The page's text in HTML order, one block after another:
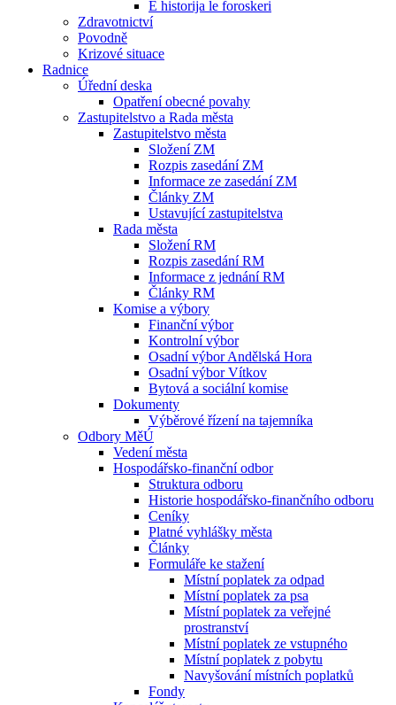
E historija le foroskeri
Zdravotnictví
Povodně
Krizové situace
Radnice
Úřední deska
Opatření obecné povahy
Zastupitelstvo a Rada města
Zastupitelstvo města
Složení ZM
Rozpis zasedání ZM
Informace ze zasedání ZM
Články ZM
Ustavující zastupitelstva
Rada města
Složení RM
Rozpis zasedání RM
Informace z jednání RM
Články RM
Komise a výbory
Finanční výbor
Kontrolní výbor
Osadní výbor Andělská Hora
Osadní výbor Vítkov
Bytová a sociální komise
Dokumenty
Výběrové řízení na tajemníka
Odbory MěÚ
Vedení města
Hospodářsko-finanční odbor
Struktura odboru
Historie hospodářsko-finančního odboru
Ceníky
Platné vyhlášky města
Články
Formuláře ke stažení
Místní poplatek za odpad
Místní poplatek za psa
Místní poplatek za veřejné
prostranství
Místní poplatek ze vstupného
Místní poplatek z pobytu
Navyšování místních poplatků
Fondy